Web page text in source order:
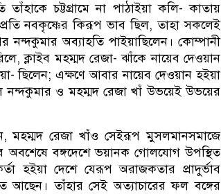
তাঁহাকে চট্টগ্রামে না পাঠাইয়া কলি- কাতায়
প্রতি নবকৃষ্ণের কিরূপ ভাব ছিল, তাহা সকলেই
নন্দকুমার অব্যাহতি পাইয়াছিলেন। কোম্পানী
ক্লাইব মহম্মদ রেজা- ঝাঁকে নায়েব দেওয়ান
ছিলেন; এক্ষণে আবার নায়েব দেওয়ান হইয়া
নন্দকুমার ও মহম্মদ রেজা খাঁ উভয়েই উভয়ের
মহম্মদ রেজা খাঁও সেইরূপ মুসলমানসমাজে
অবশেষে বঙ্গদেশে ভয়ানক গোলযোগ উপস্থিত
হইয়া দেশে যেরূপ অরাজকতার প্রাদুর্ভাব
আছেন। তাঁহার সেই অত্যাচারের ফল বঙ্গের